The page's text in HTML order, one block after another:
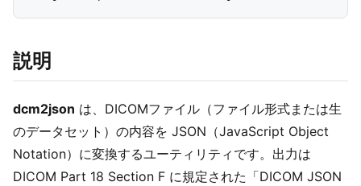
説明
dcm2json は、DICOMファイル（ファイル形式または生
のデータセット）の内容を JSON（JavaScript Object
Notation）に変換するユーティリティです。出力は
DICOM Part 18 Section F に規定された「DICOM JSON